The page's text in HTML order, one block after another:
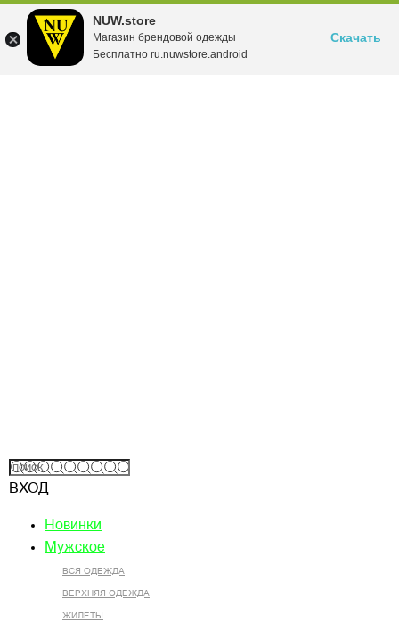
NUW.store
Магазин брендовой одежды
Бесплатно ru.nuwstore.android
Скачать
ВХОД
Новинки
Мужское
ВСЯ ОДЕЖДА
ВЕРХНЯЯ ОДЕЖДА
ЖИЛЕТЫ